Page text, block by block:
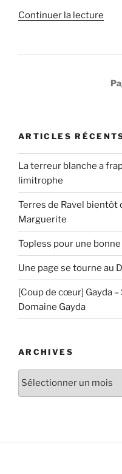
Continuer la lecture
ARTICLES
La terreur blanche a
limitrophe
Terres de Ravel bientôt
Marguerite
Topless pour une
Une page se tourne au
[Coup de cœur] Gayda
Domaine Gayda
ARCHIVES